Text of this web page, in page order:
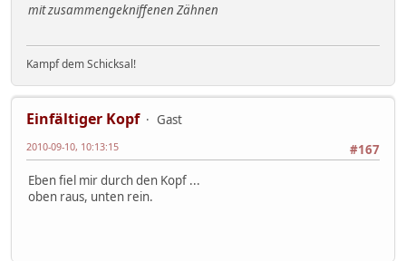
mit zusammengekniffenen Zähnen
Kampf dem Schicksal!
Einfältiger Kopf
Gast
#167
2010-09-10, 10:13:15
Eben fiel mir durch den Kopf ...
oben raus, unten rein.